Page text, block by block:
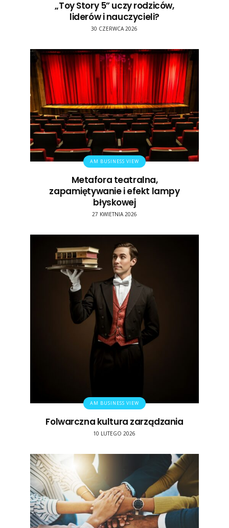
„Toy Story 5” uczy rodziców,
liderów i nauczycieli?
30 CZERWCA 2026
AM BUSINESS VIEW
Metafora teatralna,
zapamiętywanie i efekt lampy
błyskowej
27 KWIETNIA 2026
AM BUSINESS VIEW
Folwarczna kultura zarządzania
10 LUTEGO 2026